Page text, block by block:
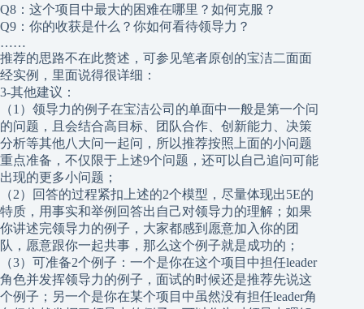
Q8：这个项目中最大的困难在哪里？如何克服？
Q9：你的收获是什么？你如何看待领导力？
……
推荐的思路不在此赘述，可参见笔者原创的宝洁二面面
经实例，里面说得很详细：
3-其他建议：
（1）领导力的例子在宝洁公司的单面中一般是第一个问
的问题，且会结合高目标、团队合作、创新能力、决策
分析等其他八大问一起问，所以推荐按照上面的小问题
重点准备，不仅限于上述9个问题，还可以自己追问可能
出现的更多小问题；
（2）回答的过程紧扣上述的2个模型，尽量体现出5E的
特质，用事实和举例回答出自己对领导力的理解；如果
你讲述完领导力的例子，大家都感到愿意加入你的团
队，愿意跟你一起共事，那么这个例子就是成功的；
（3）可准备2个例子：一个是你在这个项目中担任leader
角色并发挥领导力的例子，面试的时候还是推荐先说这
个例子；另一个是你在某个项目中虽然没有担任leader角